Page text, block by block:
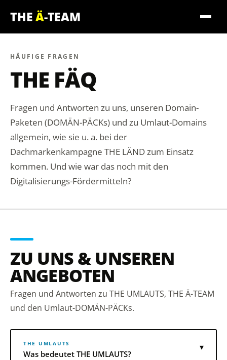
THEÄ-TEAM
HÄUFIGE FRAGEN
THE FÄQ
Fragen und Antworten zu uns, unseren Domain-
Paketen (DOMÄN-PÄCKs) und zu Umlaut-Domains
allgemein, wie sie u. a. bei der
Dachmarkenkampagne THE LÄND zum Einsatz
kommen. Und wie war das noch mit den
Digitalisierungs-Fördermitteln?
ZU UNS & UNSEREN
ANGEBOTEN
Fragen und Antworten zu THE UMLAUTS, THE Ä-TEAM
und den Umlaut-DOMÄN-PÄCKs.
THE UMLAUTS
Was bedeutet THE UMLAUTS?
▾